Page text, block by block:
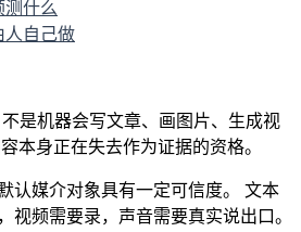
测什么
人自己做
是机器会写文章、画图片、生成视
本身正在失去作为证据的资格。
认媒介对象具有一定可信度。 文本
视频需要录，声音需要真实说出口。